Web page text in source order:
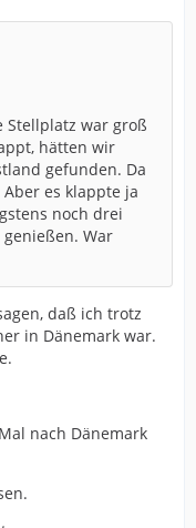
Stellplatz war groß
hätten wir
gefunden. Da
es klappte ja
noch drei
War
daß ich trotz
in Dänemark war.
nach Dänemark